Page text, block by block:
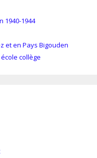
1940-1944
et en Pays Bigouden
collège